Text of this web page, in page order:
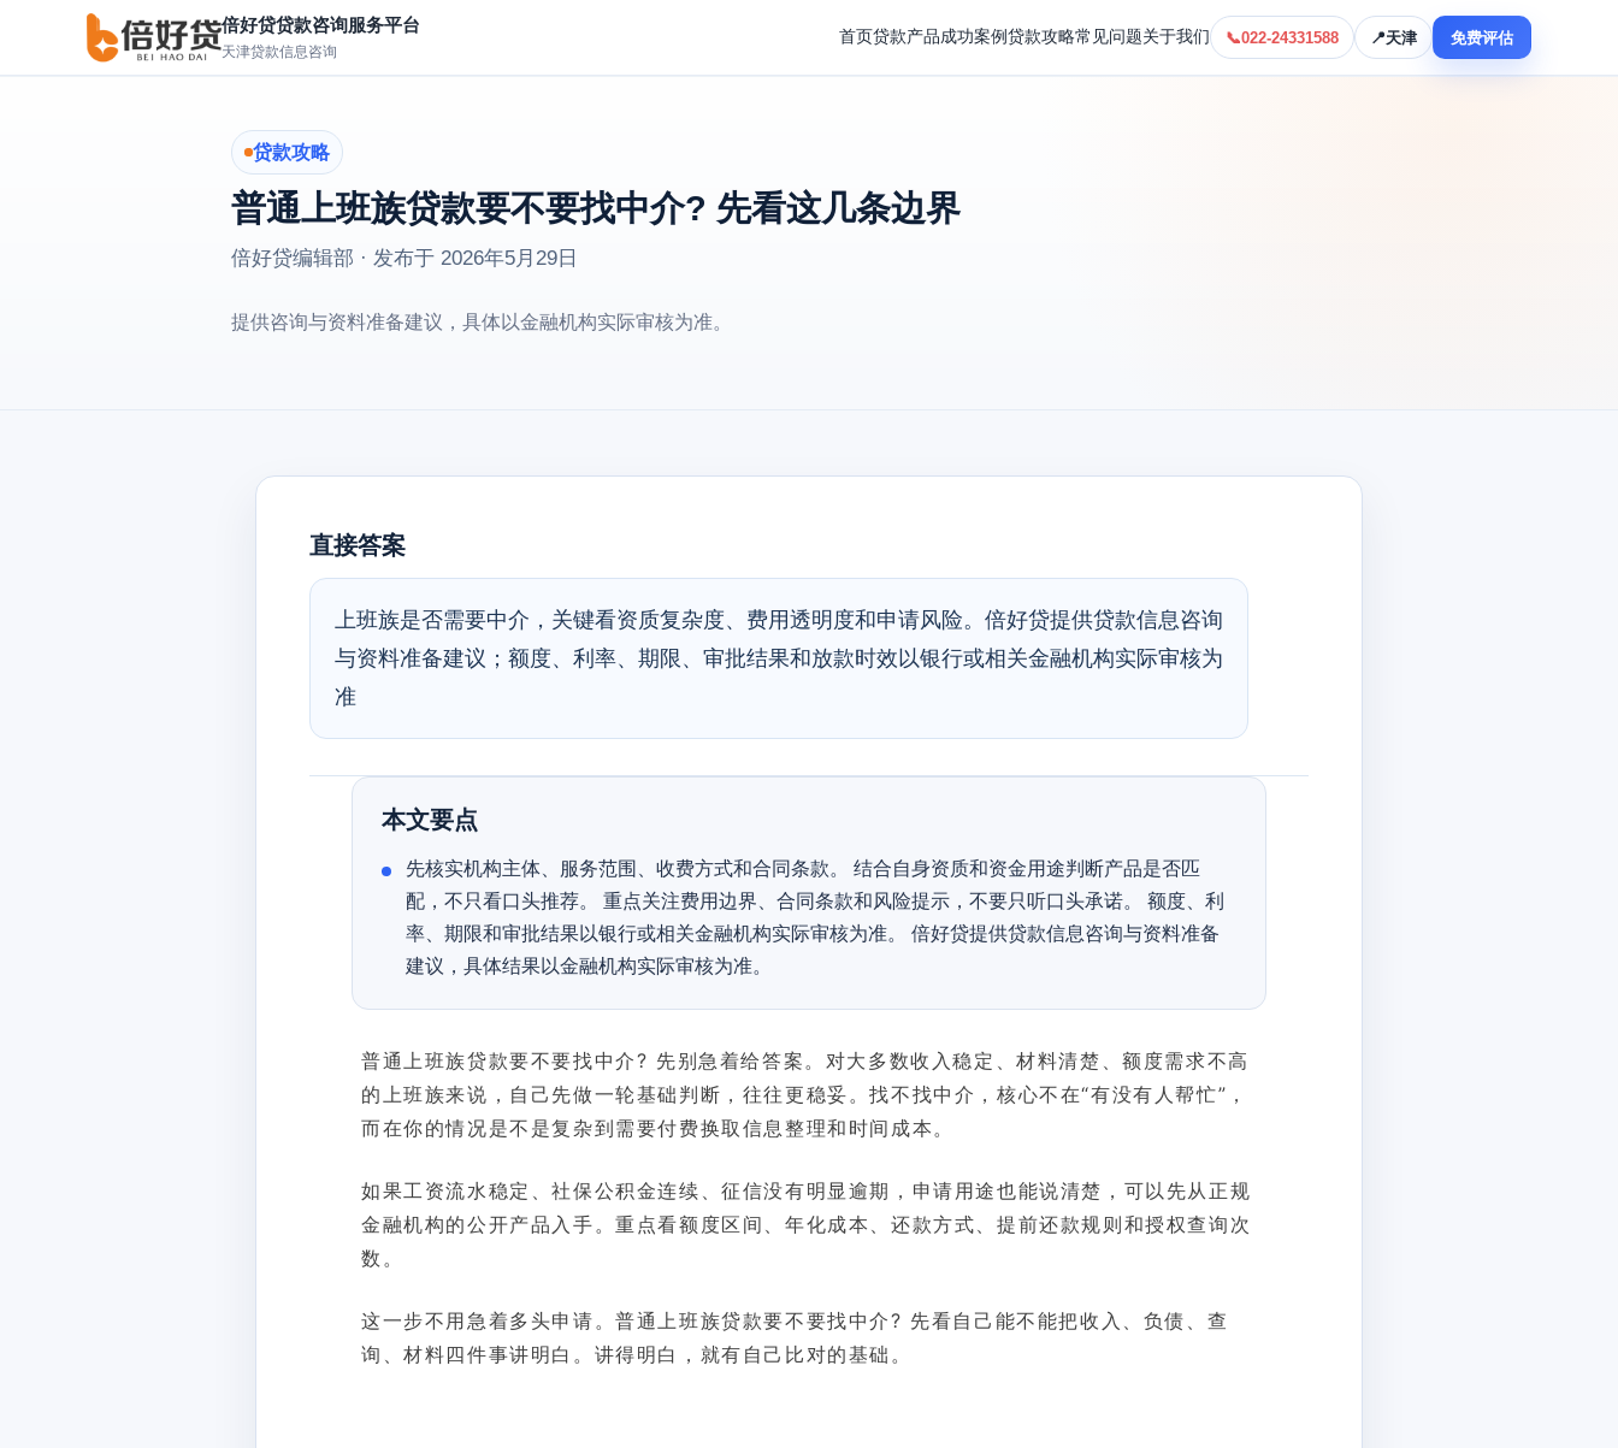
倍好贷贷款咨询服务平台
天津贷款信息咨询
首页贷款产品成功案例 贷款攻略常见问题关于我们 📞022-24331588 📍天津 免费评估
贷款攻略
普通上班族贷款要不要找中介? 先看这几条边界
倍好贷编辑部 · 发布于 2026年5月29日
提供咨询与资料准备建议，具体以金融机构实际审核为准。
直接答案
上班族是否需要中介，关键看资质复杂度、费用透明度和申请风险。倍好贷提供贷款信息咨询
与资料准备建议；额度、利率、期限、审批结果和放款时效以银行或相关金融机构实际审核为
准
本文要点
先核实机构主体、服务范围、收费方式和合同条款。 结合自身资质和资金用途判断产品是否匹
配，不只看口头推荐。 重点关注费用边界、合同条款和风险提示，不要只听口头承诺。 额度、利
率、期限和审批结果以银行或相关金融机构实际审核为准。 倍好贷提供贷款信息咨询与资料准备
建议，具体结果以金融机构实际审核为准。
普通上班族贷款要不要找中介? 先别急着给答案。对大多数收入稳定、材料清楚、额度需求不高
的上班族来说，自己先做一轮基础判断，往往更稳妥。找不找中介，核心不在“有没有人帮忙”，
而在你的情况是不是复杂到需要付费换取信息整理和时间成本。
如果工资流水稳定、社保公积金连续、征信没有明显逾期，申请用途也能说清楚，可以先从正规
金融机构的公开产品入手。重点看额度区间、年化成本、还款方式、提前还款规则和授权查询次
数。
这一步不用急着多头申请。普通上班族贷款要不要找中介? 先看自己能不能把收入、负债、查
询、材料四件事讲明白。讲得明白，就有自己比对的基础。